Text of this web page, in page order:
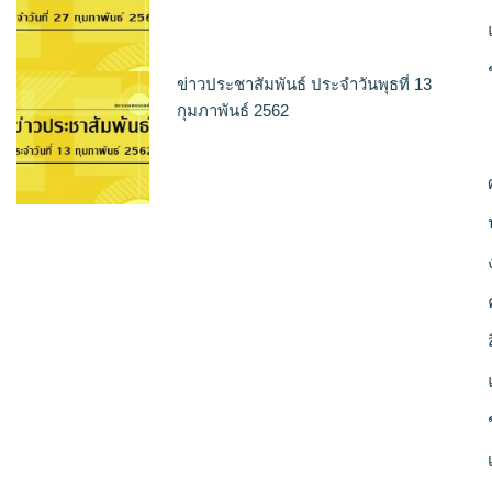
ข่าวประชาสัมพันธ์ ประจำวันพุธที่ 13
กุมภาพันธ์ 2562